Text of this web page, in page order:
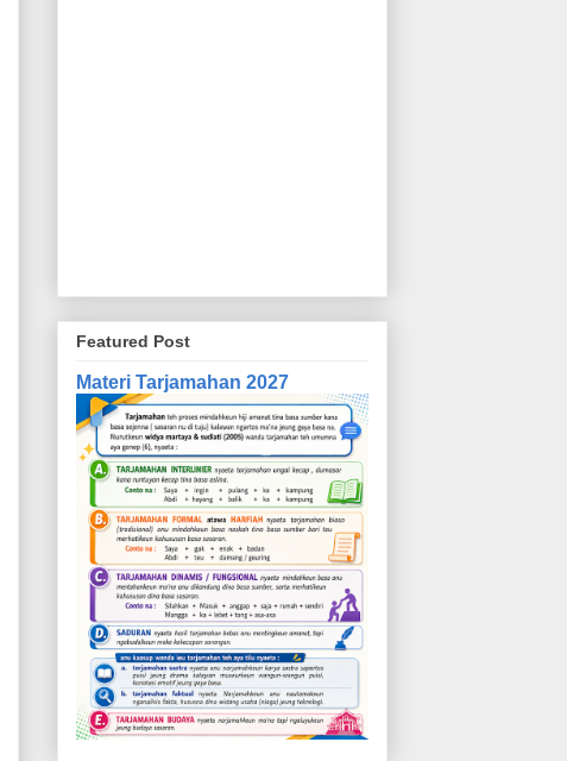
Featured Post
Materi Tarjamahan 2027